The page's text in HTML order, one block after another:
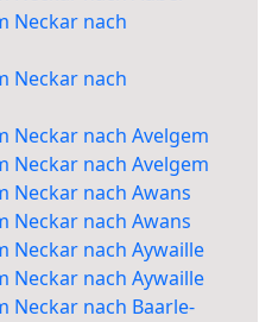
Neckar nach
Neckar nach
Neckar nach Avelgem
Neckar nach Avelgem
Neckar nach Awans
Neckar nach Awans
Neckar nach Aywaille
Neckar nach Aywaille
Neckar nach Baarle-